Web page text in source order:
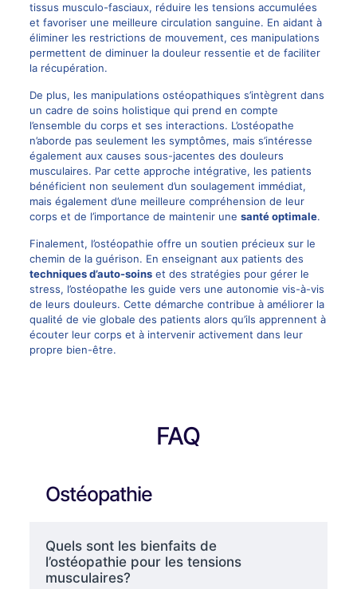
tissus musculo-fasciaux, réduire les tensions accumulées
et favoriser une meilleure circulation sanguine. En aidant à
éliminer les restrictions de mouvement, ces manipulations
permettent de diminuer la douleur ressentie et de faciliter
la récupération.
De plus, les manipulations ostéopathiques s’intègrent dans
un cadre de soins holistique qui prend en compte
l’ensemble du corps et ses interactions. L’ostéopathe
n’aborde pas seulement les symptômes, mais s’intéresse
également aux causes sous-jacentes des douleurs
musculaires. Par cette approche intégrative, les patients
bénéficient non seulement d’un soulagement immédiat,
mais également d’une meilleure compréhension de leur
corps et de l’importance de maintenir une santé optimale.
Finalement, l’ostéopathie offre un soutien précieux sur le
chemin de la guérison. En enseignant aux patients des
techniques d’auto-soinset des stratégies pour gérer le
stress, l’ostéopathe les guide vers une autonomie vis-à-vis
de leurs douleurs. Cette démarche contribue à améliorer la
qualité de vie globale des patients alors qu’ils apprennent à
écouter leur corps et à intervenir activement dans leur
propre bien-être.
FAQ
Ostéopathie
Quels sont les bienfaits de
l’ostéopathie pour les tensions
musculaires?